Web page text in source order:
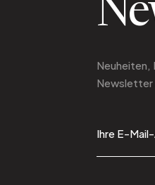
Neuheiten,
Newsletter